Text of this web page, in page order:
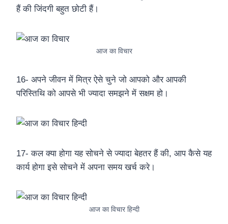
हैं की जिंदगी बहुत छोटी हैं।
आज का विचार
16- अपने जीवन में मित्र ऐसे चुने जो आपको और आपकी
परिस्तिथि को आपसे भी ज्यादा समझने में सक्षम हो।
17- कल क्या होगा यह सोचने से ज्यादा बेहतर हैं की, आप कैसे यह
कार्य होगा इसे सोचने में अपना समय खर्च करे।
आज का विचार हिन्दी